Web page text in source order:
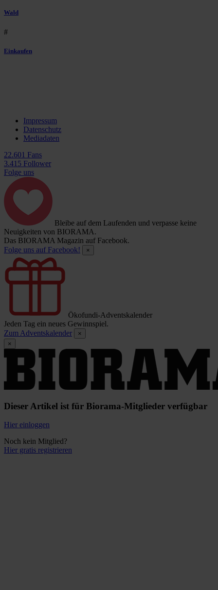
Wald
#
Einkaufen
Impressum
Datenschutz
Mediadaten
22.601 Fans
3.415 Follower
Folge uns
Bleibe auf dem Laufenden und verpasse keine
Neuigkeiten von BIORAMA.
Das BIORAMA Magazin auf Facebook.
Folge uns auf Facebook!
×
Ökofundi-Adventskalender
Jeden Tag ein neues Gewinnspiel.
Zum Adventskalender
×
×
Dieser Artikel ist für Biorama-Mitglieder verfügbar
Hier einloggen
Noch kein Mitglied?
Hier gratis registrieren